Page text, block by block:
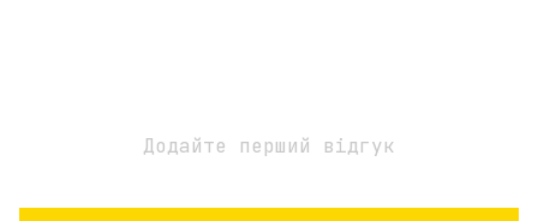
Додайте перший відгук